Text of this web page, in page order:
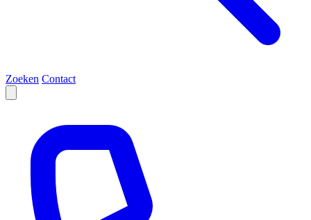
Zoeken Contact